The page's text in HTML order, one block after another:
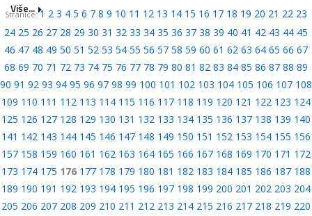
Više...
Stranice:1 2 3 4 5 6 7 8 9 10 11 12 13 14 15 16 17 18 19 20 21 22 23
24 25 26 27 28 29 30 31 32 33 34 35 36 37 38 39 40 41 42 43 44 45
46 47 48 49 50 51 52 53 54 55 56 57 58 59 60 61 62 63 64 65 66 67
68 69 70 71 72 73 74 75 76 77 78 79 80 81 82 83 84 85 86 87 88 89
90 91 92 93 94 95 96 97 98 99 100 101 102 103 104 105 106 107 108
109 110 111 112 113 114 115 116 117 118 119 120 121 122 123 124
125 126 127 128 129 130 131 132 133 134 135 136 137 138 139 140
141 142 143 144 145 146 147 148 149 150 151 152 153 154 155 156
157 158 159 160 161 162 163 164 165 166 167 168 169 170 171 172
173 174 175 176 177 178 179 180 181 182 183 184 185 186 187 188
189 190 191 192 193 194 195 196 197 198 199 200 201 202 203 204
205 206 207 208 209 210 211 212 213 214 215 216 217 218 219 220